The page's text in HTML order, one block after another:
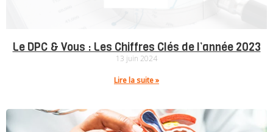
Le DPC & Vous : Les Chiffres Clés de l’année 2023
13 juin 2024
Lire la suite »